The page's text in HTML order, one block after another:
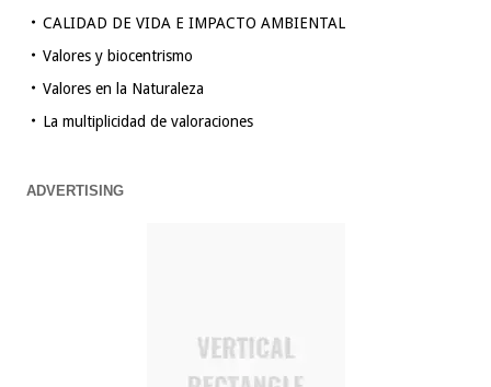
CALIDAD DE VIDA E IMPACTO AMBIENTAL
Valores y biocentrismo
Valores en la Naturaleza
La multiplicidad de valoraciones
ADVERTISING